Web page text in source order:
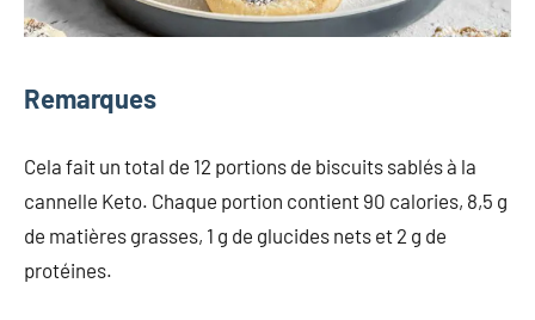
Remarques
Cela fait un total de 12 portions de biscuits sablés à la
cannelle Keto. Chaque portion contient 90 calories, 8,5 g
de matières grasses, 1 g de glucides nets et 2 g de
protéines.